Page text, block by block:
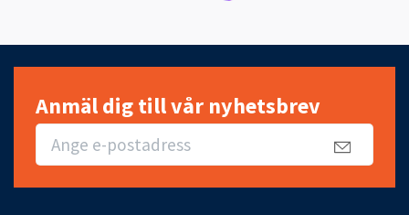
Anmäl dig till vår nyhetsbrev